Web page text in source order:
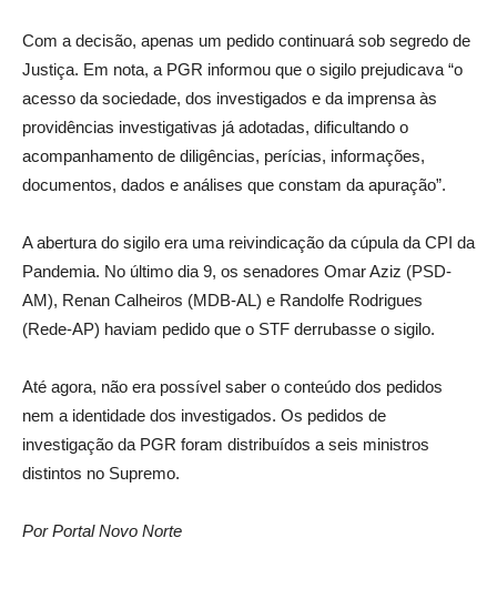
Com a decisão, apenas um pedido continuará sob segredo de
Justiça. Em nota, a PGR informou que o sigilo prejudicava “o
acesso da sociedade, dos investigados e da imprensa às
providências investigativas já adotadas, dificultando o
acompanhamento de diligências, perícias, informações,
documentos, dados e análises que constam da apuração”.
A abertura do sigilo era uma reivindicação da cúpula da CPI da
Pandemia. No último dia 9, os senadores Omar Aziz (PSD-
AM), Renan Calheiros (MDB-AL) e Randolfe Rodrigues
(Rede-AP) haviam pedido que o STF derrubasse o sigilo.
Até agora, não era possível saber o conteúdo dos pedidos
nem a identidade dos investigados. Os pedidos de
investigação da PGR foram distribuídos a seis ministros
distintos no Supremo.
Por Portal Novo Norte